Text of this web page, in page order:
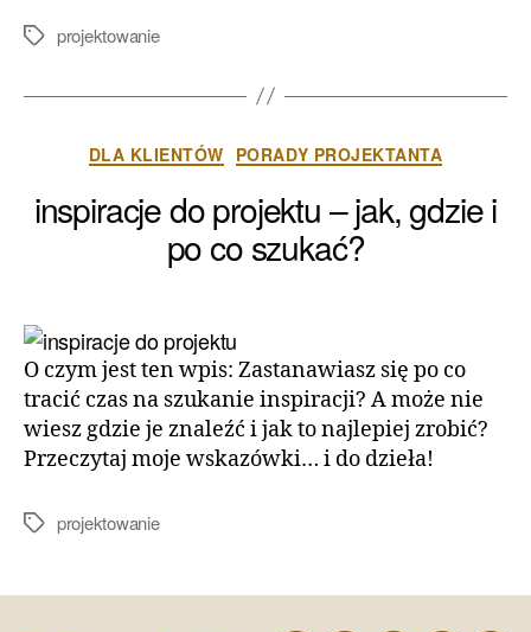
Tagi projektowanie
Kategorie
DLA KLIENTÓW PORADY PROJEKTANTA
inspiracje do projektu – jak, gdzie i
po co szukać?
O czym jest ten wpis: Zastanawiasz się po co
tracić czas na szukanie inspiracji? A może nie
wiesz gdzie je znaleźć i jak to najlepiej zrobić?
Przeczytaj moje wskazówki… i do dzieła!
Tagi projektowanie